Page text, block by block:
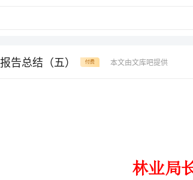
告总结（五） 付费 本文由文库吧提供